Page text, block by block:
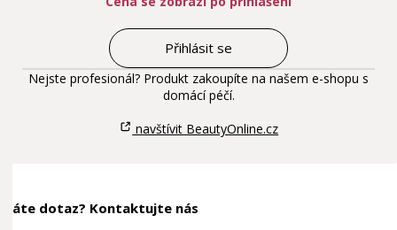
Přihlásit se
Nejste profesionál? Produkt zakoupíte na našem e-shopu s
domácí péčí.
navštívit BeautyOnline.cz
Máte dotaz? Kontaktujte nás